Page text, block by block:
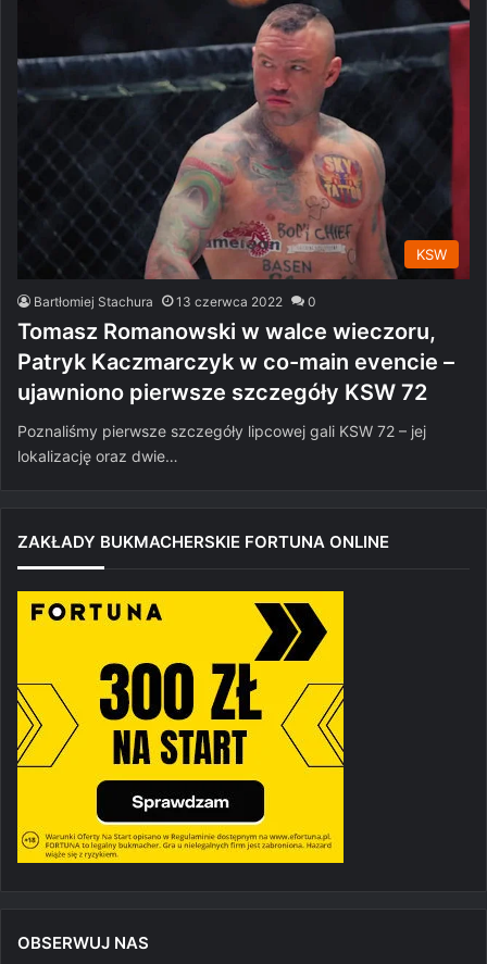
KSW
Bartłomiej Stachura 13 czerwca 2022 0
Tomasz Romanowski w walce wieczoru,
Patryk Kaczmarczyk w co-main evencie –
ujawniono pierwsze szczegóły KSW 72
Poznaliśmy pierwsze szczegóły lipcowej gali KSW 72 – jej
lokalizację oraz dwie…
ZAKŁADY BUKMACHERSKIE FORTUNA ONLINE
OBSERWUJ NAS